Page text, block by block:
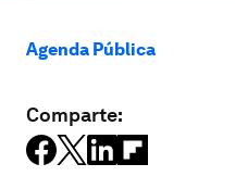
Agenda Pública
Comparte: